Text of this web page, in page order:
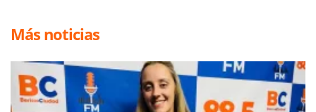
Más noticias